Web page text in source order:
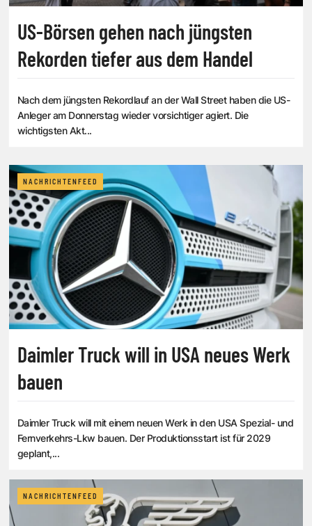
US-Börsen gehen nach jüngsten
Rekorden tiefer aus dem Handel
Nach dem jüngsten Rekordlauf an der Wall Street haben die US-
Anleger am Donnerstag wieder vorsichtiger agiert. Die
wichtigsten Akt...
NACHRICHTENFEED
Daimler Truck will in USA neues Werk
bauen
Daimler Truck will mit einem neuen Werk in den USA Spezial- und
Fernverkehrs-Lkw bauen. Der Produktionsstart ist für 2029
geplant,...
NACHRICHTENFEED